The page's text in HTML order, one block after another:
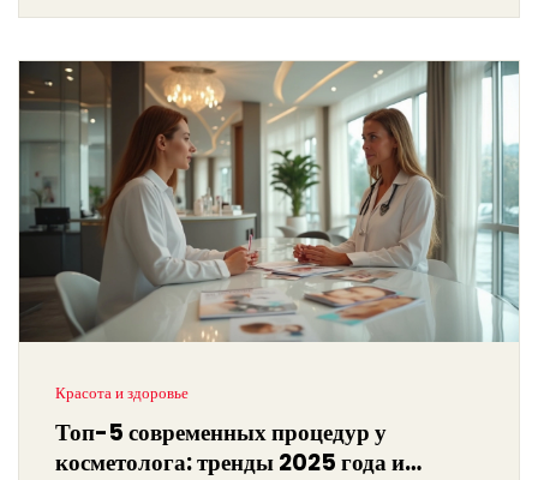
Красота и здоровье
Топ-5 современных процедур у
косметолога: тренды 2025 года и